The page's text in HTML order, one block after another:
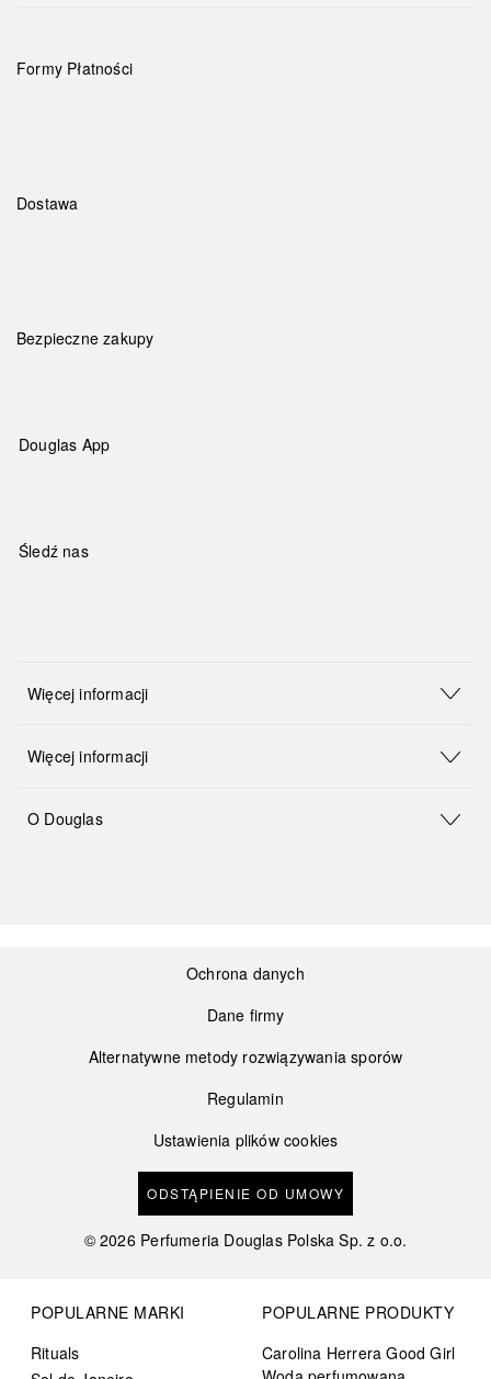
Formy Płatności
Dostawa
Bezpieczne zakupy
Douglas App
Śledź nas
Więcej informacji
Więcej informacji
O Douglas
Ochrona danych
Dane firmy
Alternatywne metody rozwiązywania sporów
Regulamin
Ustawienia plików cookies
ODSTĄPIENIE OD UMOWY
©2026 Perfumeria Douglas Polska Sp. z o.o.
POPULARNE MARKI
Rituals
POPULARNE PRODUKTY
Carolina Herrera Good Girl